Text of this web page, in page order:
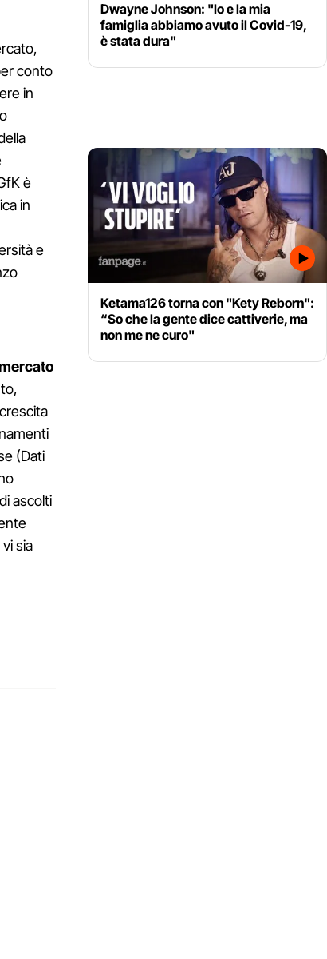
conto
in
è
in
e
(Dati
ascolti
sia
Dwayne Johnson: "Io e la mia
famiglia abbiamo avuto il Covid-19,
è stata dura"
Ketama126 torna con "Kety Reborn":
“So che la gente dice cattiverie, ma
non me ne curo"